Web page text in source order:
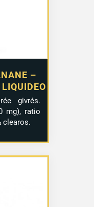
–
givrés.
mg), ratio
clearos.